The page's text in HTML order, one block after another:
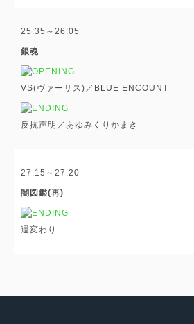
25:35～26:05
銀魂
VS(ヴァーサス)／BLUE ENCOUNT
反抗声明／あゆみくりかまき
27:15～27:20
闇図鑑(再)
週変わり